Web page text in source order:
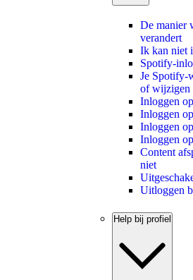
De manier
verandert
Ik kan niet
Spotify-
Je Spotify-
of wijzigen
Inloggen
Inloggen
Inloggen
Inloggen
Content
niet
Uitloggen
Help bij profiel